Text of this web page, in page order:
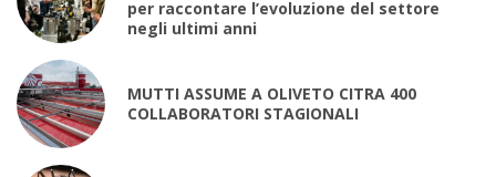
per raccontare l’evoluzione del settore
negli ultimi anni
MUTTI ASSUME A OLIVETO CITRA 400
COLLABORATORI STAGIONALI